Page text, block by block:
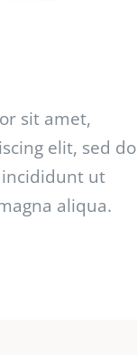
sit amet,
elit, sed do
ut
aliqua.